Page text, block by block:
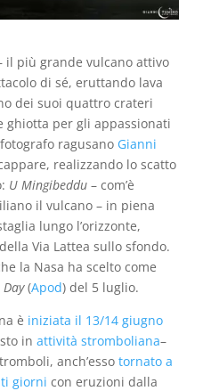
il più grande vulcano attivo
di sé, eruttando lava
dei suoi quattro crateri
ghiotta per gli appassionati
ragusano Gianni
realizzando lo scatto
U Mingibeddu– com’è
il vulcano – in piena
lungo l’orizzonte,
Via Lattea sullo sfondo.
la Nasa ha scelto come
(Apod) del 5 luglio.
è iniziata il 13/14 giugno
in attività stromboliana–
anch’esso tornato a
giorni con eruzioni dalla